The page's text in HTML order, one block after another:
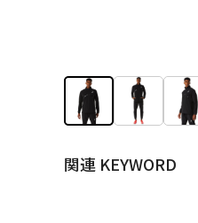
関連 KEYWORD